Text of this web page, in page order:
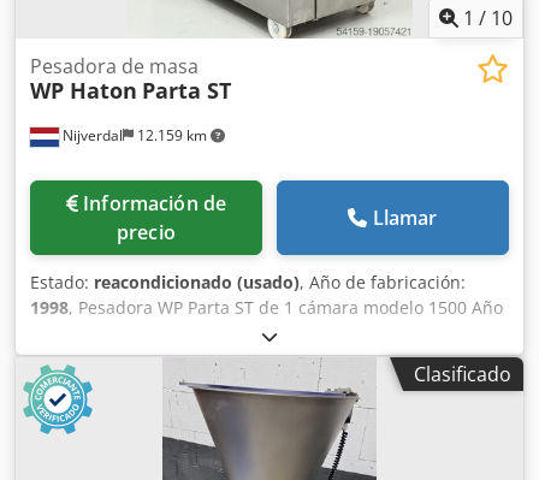
1 / 10
Nijverdal 12.159 km
Pesadora de masa
WP Haton Parta ST
Información de
precio
Llamar
Estado: reacondicionado (usado), Año de fabricación:
1998, Pesadora WP Parta ST de 1 cámara modelo 1500 Año
de construcción 1998 Dcjdjwgw Eqopfx Airok Rango de
peso 200 – 1700 g Potencia máxima 1215 St H
Clasificado